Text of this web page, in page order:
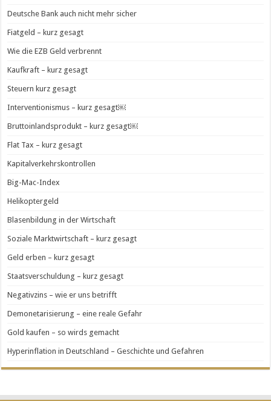
Deutsche Bank auch nicht mehr sicher
Fiatgeld – kurz gesagt
Wie die EZB Geld verbrennt
Kaufkraft – kurz gesagt
Steuern kurz gesagt
Interventionismus – kurz gesagt￼
Bruttoinlandsprodukt – kurz gesagt￼
Flat Tax – kurz gesagt
Kapitalverkehrskontrollen
Big-Mac-Index
Helikoptergeld
Blasenbildung in der Wirtschaft
Soziale Marktwirtschaft – kurz gesagt
Geld erben – kurz gesagt
Staatsverschuldung – kurz gesagt
Negativzins – wie er uns betrifft
Demonetarisierung – eine reale Gefahr
Gold kaufen – so wirds gemacht
Hyperinflation in Deutschland – Geschichte und Gefahren